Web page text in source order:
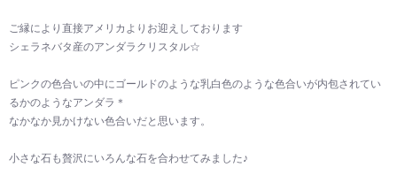
ご縁により直接アメリカよりお迎えしております
シェラネバタ産のアンダラクリスタル☆
ピンクの色合いの中にゴールドのような乳白色のような色合いが内包されてい
るかのようなアンダラ＊
なかなか見かけない色合いだと思います。
小さな石も贅沢にいろんな石を合わせてみました♪